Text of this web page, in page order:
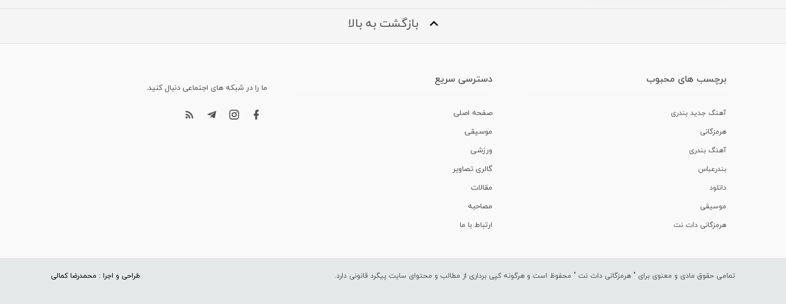
بازگشت به بالا
برچسب های محبوب
آهنگ جدید بندری
هرمزگانی
آهنگ بندری
بندرعباس
دانلود
موسیقی
هرمزگانی دات نت
دسترسی سریع
صفحه اصلی
موسیقی
ورزشی
گالری تصاویر
مقالات
مصاحبه
ارتباط با ما
ما را در شبکه های اجتماعی دنبال کنید.
تمامی حقوق مادی و معنوی برای " هرمزگانی دات نت " محفوظ است و هرگونه کپی برداری از مطالب و محتوای سایت پیگرد قانونی دارد. طراحی و اجرا : محمدرضا کمالی